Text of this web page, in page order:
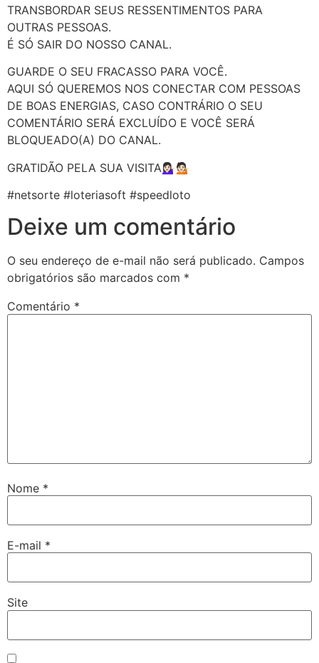
TRANSBORDAR SEUS RESSENTIMENTOS PARA
OUTRAS PESSOAS.
É SÓ SAIR DO NOSSO CANAL.
GUARDE O SEU FRACASSO PARA VOCÊ.
AQUI SÓ QUEREMOS NOS CONECTAR COM PESSOAS
DE BOAS ENERGIAS, CASO CONTRÁRIO O SEU
COMENTÁRIO SERÁ EXCLUÍDO E VOCÊ SERÁ
BLOQUEADO(A) DO CANAL.
GRATIDÃO PELA SUA VISITA💁🏻‍♀️💁🏻
#netsorte #loteriasoft #speedloto
Deixe um comentário
O seu endereço de e-mail não será publicado. Campos
obrigatórios são marcados com *
Comentário *
Nome *
E-mail *
Site